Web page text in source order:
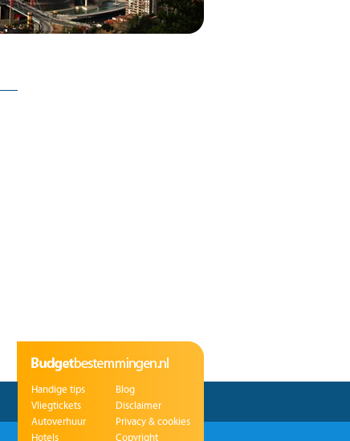
Handige tips
Vliegtickets
Autoverhuur
Hotels
Blog
Disclaimer
Privacy & cookies
Copyright